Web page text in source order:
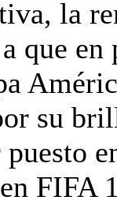
la
que en
su
FIFA